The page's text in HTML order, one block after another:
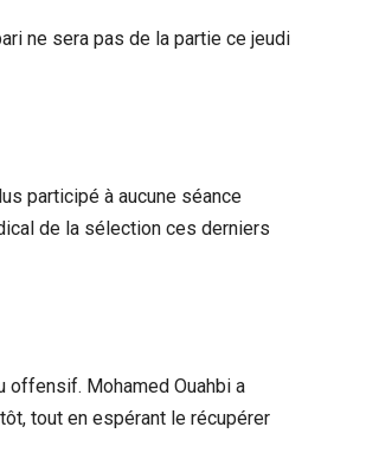
ne sera pas de la partie ce jeudi
participé à aucune séance
de la sélection ces derniers
offensif. Mohamed Ouahbi a
tout en espérant le récupérer